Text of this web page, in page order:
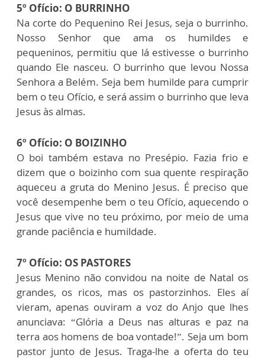
5º Ofício: O BURRINHO
Na corte do Pequenino Rei Jesus, seja o burrinho.
Nosso Senhor que ama os humildes e
pequeninos, permitiu que lá estivesse o burrinho
quando Ele nasceu. O burrinho que levou Nossa
Senhora a Belém. Seja bem humilde para cumprir
bem o teu Ofício, e será assim o burrinho que leva
Jesus às almas.
6º Ofício: O BOIZINHO
O boi também estava no Presépio. Fazia frio e
dizem que o boizinho com sua quente respiração
aqueceu a gruta do Menino Jesus. É preciso que
você desempenhe bem o teu Ofício, aquecendo o
Jesus que vive no teu próximo, por meio de uma
grande paciência e humildade.
7º Ofício: OS PASTORES
Jesus Menino não convidou na noite de Natal os
grandes, os ricos, mas os pastorzinhos. Eles aí
vieram, apenas ouviram a voz do Anjo que lhes
anunciava: “Glória a Deus nas alturas e paz na
terra aos homens de boa vontade!”. Seja um bom
pastor junto de Jesus. Traga-lhe a oferta do teu